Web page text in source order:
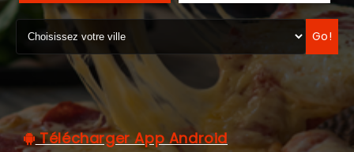
MENTIONS LÉGALES
C.G.V
Go!
Télécharger App Android